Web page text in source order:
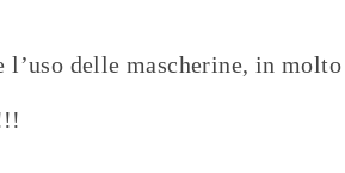
l’uso delle mascherine, in